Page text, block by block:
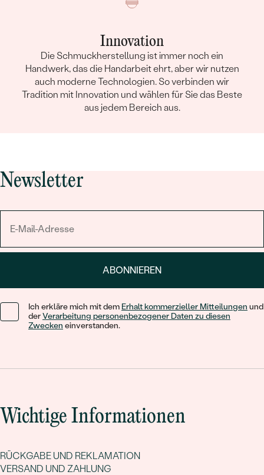
Innovation
Die Schmuckherstellung ist immer noch ein
Handwerk, das die Handarbeit ehrt, aber wir nutzen
auch moderne Technologien. So verbinden wir
Tradition mit Innovation und wählen für Sie das Beste
aus jedem Bereich aus.
Newsletter
ABONNIEREN
Ich erkläre mich mit dem Erhalt kommerzieller Mitteilungen und
derVerarbeitung personenbezogener Daten zu diesen
Zwecken einverstanden.
Wichtige Informationen
RÜCKGABE UND REKLAMATION
VERSAND UND ZAHLUNG